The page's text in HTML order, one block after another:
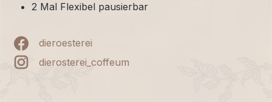
2 Mal Flexibel pausierbar
dieroesterei
dierosterei_coffeum